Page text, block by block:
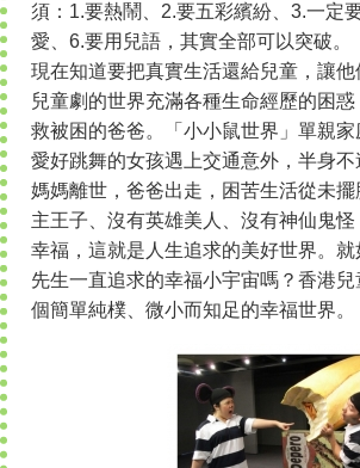
須：1.要熱鬧、2.要五彩繽紛、3.一定
愛、6.要用兒語，其實全部可以突破
現在知道要把真實生活還給兒童，讓
兒童劇的世界充滿各種生命經歷的困
救被困的爸爸。「小小鼠世界」單親
愛好跳舞的女孩遇上交通意外，半身
媽媽離世，爸爸出走，困苦生活從未
主王子、沒有英雄美人、沒有神仙鬼
幸福，這就是人生追求的美好世界。
先生一直追求的幸福小宇宙嗎？香港
個簡單純樸、微小而知足的幸福世界。